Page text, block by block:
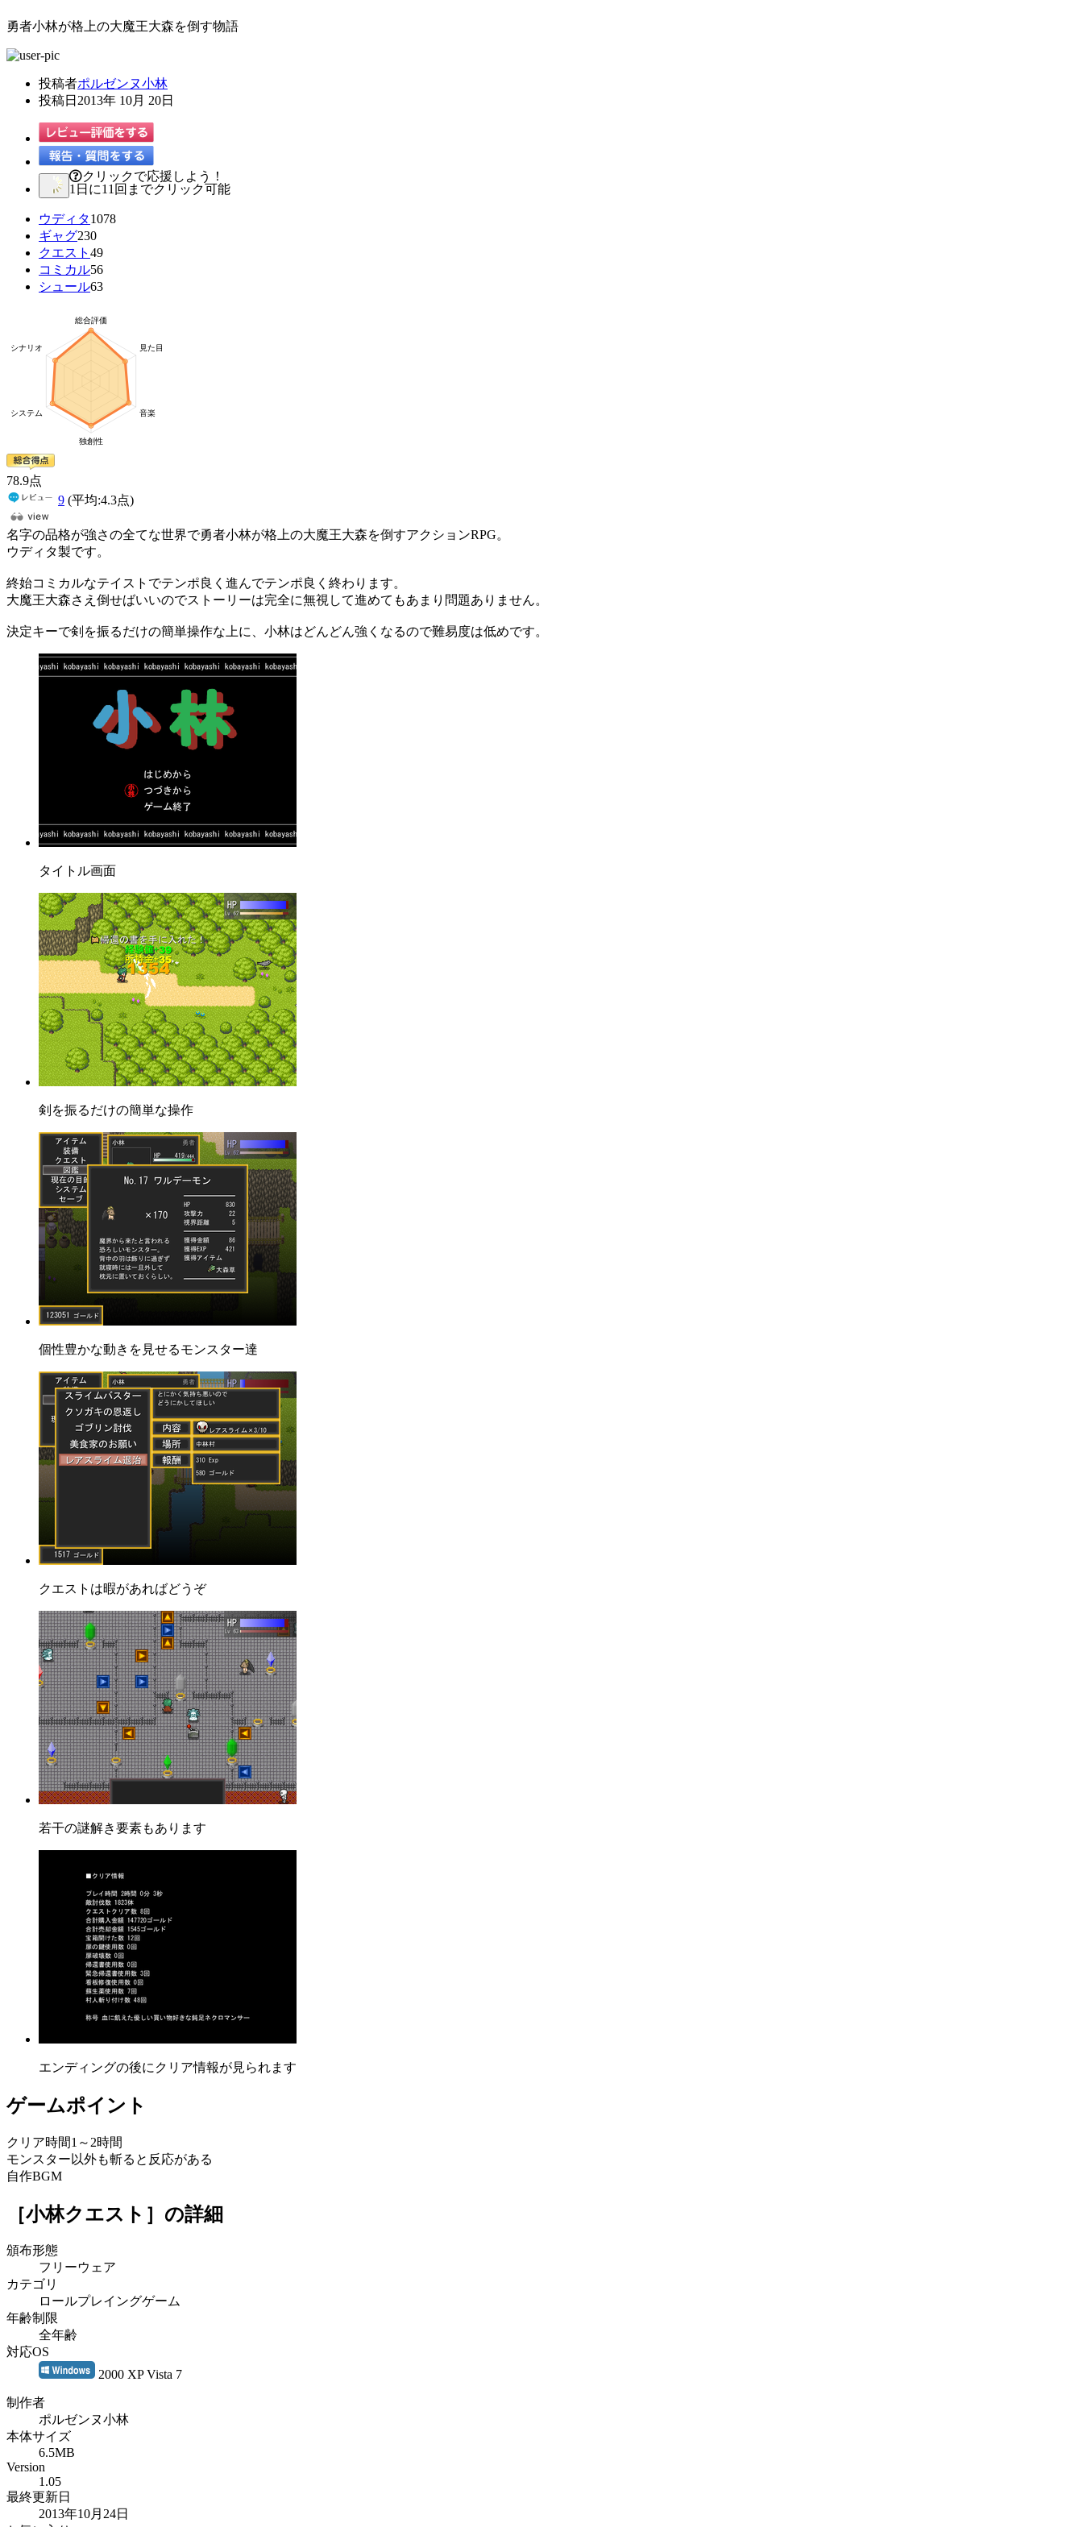
勇者小林が格上の大魔王大森を倒す物語
投稿者ポルゼンヌ小林
投稿日 2013年 10月 20日
クリックで応援しよう！
1日に11回までクリック可能
ウディタ1078
ギャグ230
クエスト 49
コミカル56
シュール63
78.9点
9 (平均:4.3点)
名字の品格が強さの全てな世界で勇者小林が格上の大魔王大森を倒すアクションRPG。
ウディタ製です。
終始コミカルなテイストでテンポ良く進んでテンポ良く終わります。
大魔王大森さえ倒せばいいのでストーリーは完全に無視して進めてもあまり問題ありません。
決定キーで剣を振るだけの簡単操作な上に、小林はどんどん強くなるので難易度は低めです。
タイトル画面
剣を振るだけの簡単な操作
個性豊かな動きを見せるモンスター達
クエストは暇があればどうぞ
若干の謎解き要素もあります
エンディングの後にクリア情報が見られます
ゲームポイント
クリア時間1～2時間
モンスター以外も斬ると反応がある
自作BGM
［小林クエスト］ の詳細
頒布形態
フリーウェア
カテゴリ
ロールプレイングゲーム
年齢制限
全年齢
対応OS
2000 XP Vista 7
制作者
ポルゼンヌ小林
本体サイズ
6.5MB
Version
1.05
最終更新日
2013年10月24日